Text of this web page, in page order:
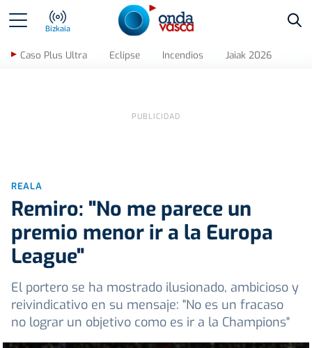
Bizkaia
Caso Plus Ultra Eclipse Incendios Jaiak 2026
REALA
Remiro: "No me parece un
premio menor ir a la Europa
League"
El portero se ha mostrado ilusionado, ambicioso y
reivindicativo en su mensaje: "No es un fracaso
no lograr un objetivo como es ir a la Champions"